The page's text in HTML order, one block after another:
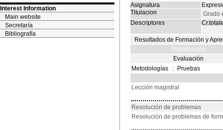
Interest Information
Main website
Secretaría
Bibliografía
Asignatura
Titulacion
Grado
Descriptores
Resultados de Formación y
Planificación
Evaluación
Metodologías :: Pruebas
Lección magistral
Resolución de problemas
Resolución de problemas de